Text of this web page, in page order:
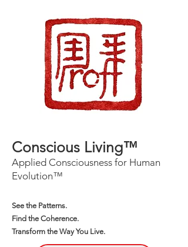
Conscious Living™
Applied Consciousness for Human
Evolution™
See the Patterns.
Find the Coherence.
Transform the Way You Live.